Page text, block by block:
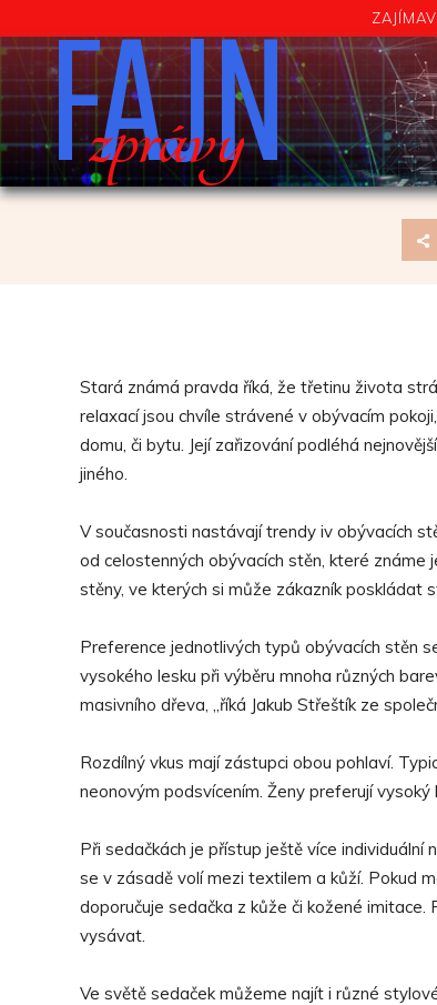
FAJN
zprávy
Svet V Obraze
Stará známá pravda říká, že třetinu života
relaxací jsou chvíle strávené v obývacím
domu, či bytu. Její zařizování podléhá
jiného.
V současnosti nastávají trendy iv obývacích
od celostenných obývacích stěn, které
stěny, ve kterých si může zákazník poskládat
Preference jednotlivých typů obývacích stěn
vysokého lesku při výběru mnoha různých
masivního dřeva, „říká Jakub Střeštík ze
Rozdílný vkus mají zástupci obou pohlaví.
neonovým podsvícením. Ženy preferují
Při sedačkách je přístup ještě více individuální
se v zásadě volí mezi textilem a kůží. Pokud
doporučuje sedačka z kůže či kožené
vysávat.
Ve světě sedaček můžeme najít i různé